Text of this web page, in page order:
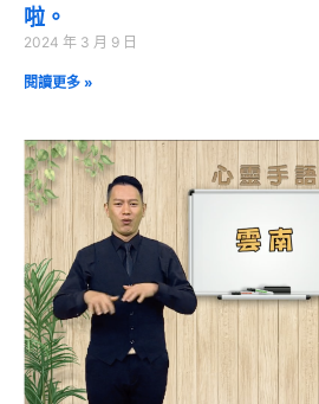
啦。
2024 年 3 月 9 日
閱讀更多 »